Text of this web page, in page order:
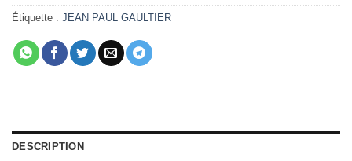
Étiquette : JEAN PAUL GAULTIER
DESCRIPTION